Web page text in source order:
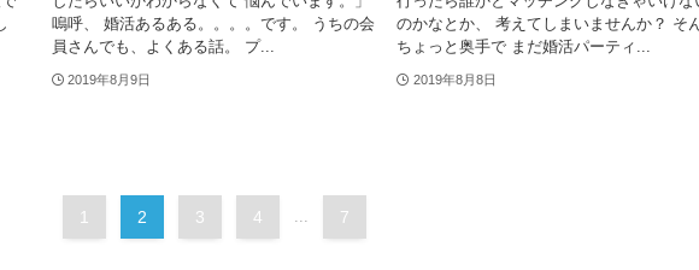
嗚呼、 婚活あるある。。。。です。 うちの会
員さんでも、よくある話。 プ...
2019年8月9日
のかなとか、 考えてしまいませんか？ そ
ちょっと奥手で まだ婚活パーティ...
2019年8月8日
1 2 3 4 7